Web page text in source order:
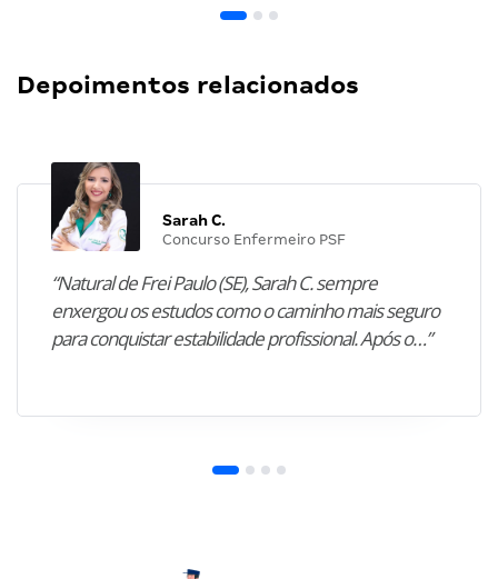
Depoimentos relacionados
Sarah C.
Concurso Enfermeiro PSF
“Natural de Frei Paulo (SE), Sarah C. sempre
enxergou os estudos como o caminho mais seguro
para conquistar estabilidade profissional. Após o…”